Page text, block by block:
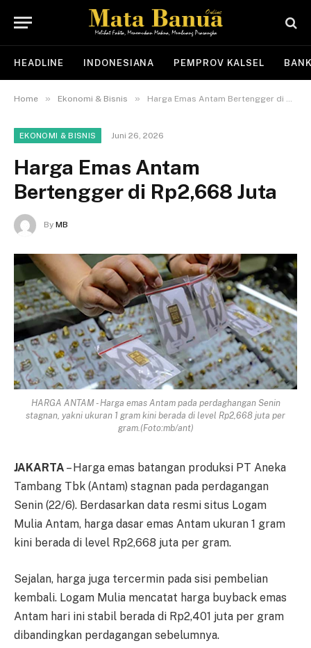
HEADLINE INDONESIANA PEMPROV KALSEL
Home » Ekonomi & Bisnis » Harga Emas Antam Bertengger di Rp2,668 Juta
EKONOMI & BISNIS Juni 26, 2026
Harga Emas Antam
Bertengger di Rp2,668 Juta
By MB
HARGA ANTAM - Harga emas Antam pada perdaghangan Senin
stagnan, yakni ukuran 1 gram kini berada di level Rp2,668 juta per
gram.(Foto:mb/ant)
JAKARTA – Harga emas ba­ta­ng­an produksi PT Aneka
Tam­ba­ng Tbk (Antam) stagnan pada per­dagangan
Senin (22/6). Ber­da­sarkan data resmi situs Logam
Mulia Antam, harga dasar emas An­tam ukuran 1 gram
kini be­ra­da di level Rp2,668 juta per gram.
Sejalan, harga juga tercermin pa­da sisi pembelian
kembali. Lo­gam Mulia mencatat harga buy­back emas
Antam hari ini stabil be­rada di Rp2,401 juta per gram
di­bandingkan perdagangan se­be­lumnya.